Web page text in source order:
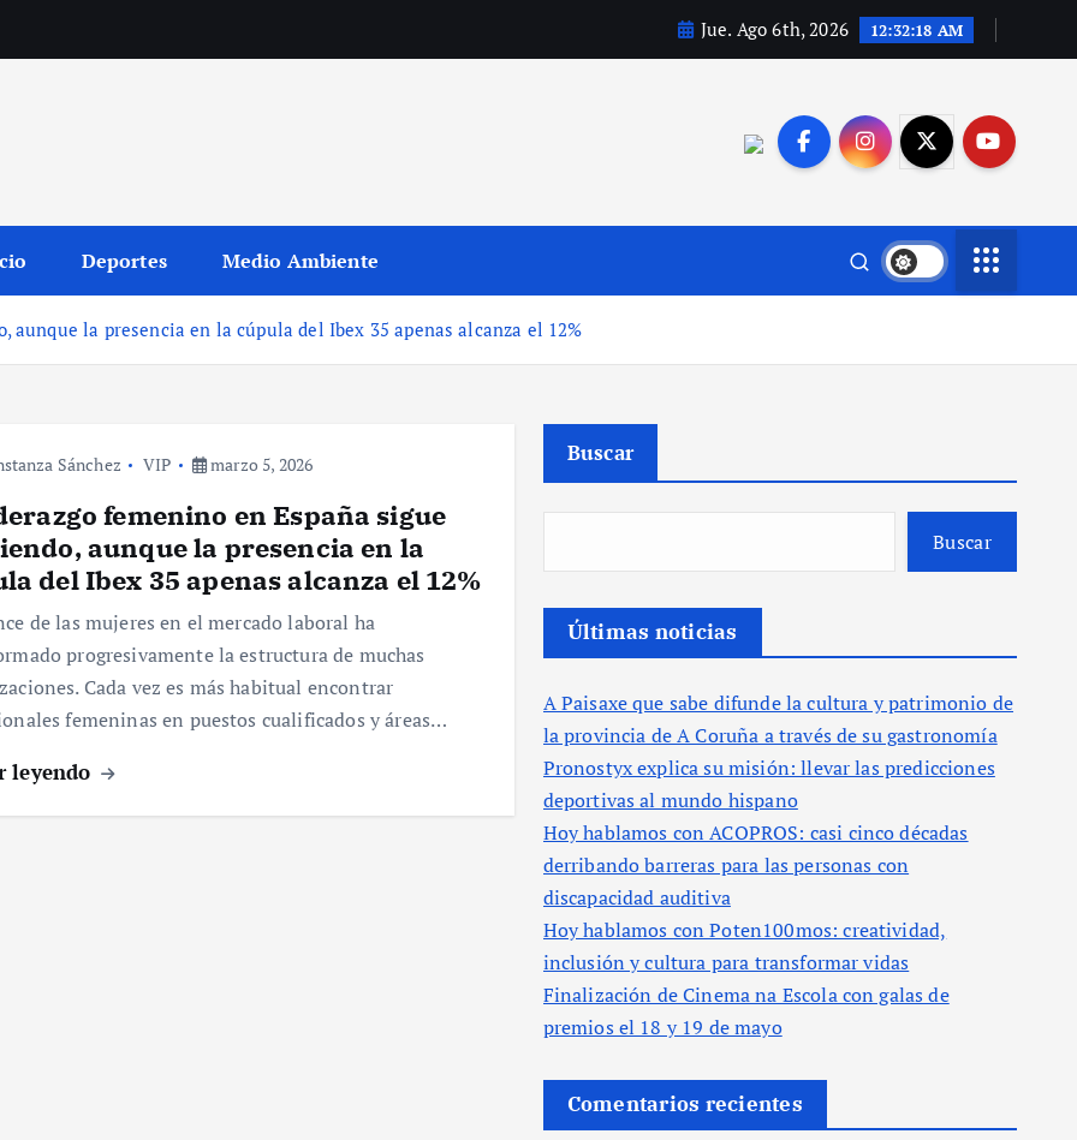
Jue. Ago 6th, 2026 12:32:19 AM
Deportes Medio Ambiente
aunque la presencia en la cúpula del Ibex 35 apenas alcanza el 12%
Sánchez VIP marzo 5, 2026
femenino en España sigue
aunque la presencia en la
del Ibex 35 apenas alcanza el 12%
de las mujeres en el mercado laboral ha
progresivamente la estructura de muchas
Cada vez es más habitual encontrar
femeninas en puestos cualificados y áreas…
leyendo
Buscar
Buscar
Últimas noticias
A Paisaxe que sabe difunde la cultura y patrimonio de
la provincia de A Coruña a través de su gastronomía
Pronostyx explica su misión: llevar las predicciones
deportivas al mundo hispano
Hoy hablamos con ACOPROS: casi cinco décadas
derribando barreras para las personas con
discapacidad auditiva
Hoy hablamos con Poten100mos: creatividad,
inclusión y cultura para transformar vidas
Finalización de Cinema na Escola con galas de
premios el 18 y 19 de mayo
Comentarios recientes